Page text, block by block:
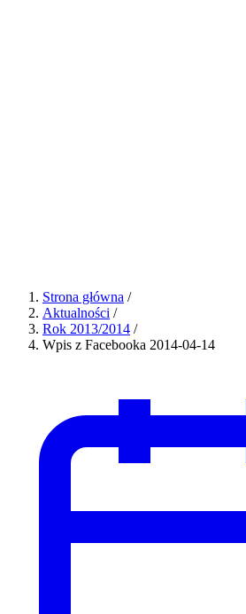
Strona główna /
Aktualności /
Rok 2013/2014 /
Wpis z Facebooka 2014-04-14